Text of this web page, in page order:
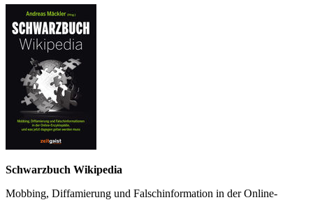
Schwarzbuch Wikipedia
Mobbing, Diffamierung und Falsch­information in der Online-